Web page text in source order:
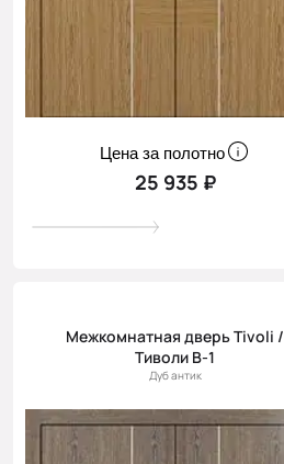
Цена за полотно
25 935 ₽
Межкомнатная дверь Tivoli /
Тиволи В-1
Дуб антик